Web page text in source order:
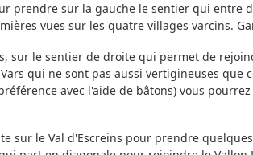
prendre sur la gauche le sentier qui entre
vues sur les quatre villages varcins.
sur le sentier de droite qui permet de
qui ne sont pas aussi vertigineuses que
avec l'aide de bâtons) vous
sur le Val d'Escreins pour prendre